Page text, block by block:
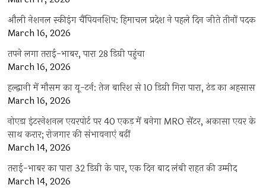
औली नेशनल स्कीइंग चैंपियनशिप: हिमाचल प्रदेश ने पहले दिन जीते तीनों पदक
March 16, 2026
तपने लगा तराई-भाबर, पारा 28 डिग्री पहुंचा
March 16, 2026
हल्द्वानी में मौसम का यू-टर्न: तेज बारिश से 10 डिग्री गिरा पारा, ठंड का अहसास
March 16, 2026
नोएडा इंटरनेशनल एयरपोर्ट पर 40 एकड़ में बनेगा MRO सेंटर, अकासा एयर के
साथ करार; रोजगार की संभावनाएं बढ़ीं
March 14, 2026
तराई-भाबर का पारा 32 डिग्री के पार, एक दिन बाद लंबी राहत की उम्मीद
March 14, 2026